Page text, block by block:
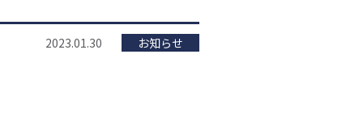
2023.01.30 お知らせ